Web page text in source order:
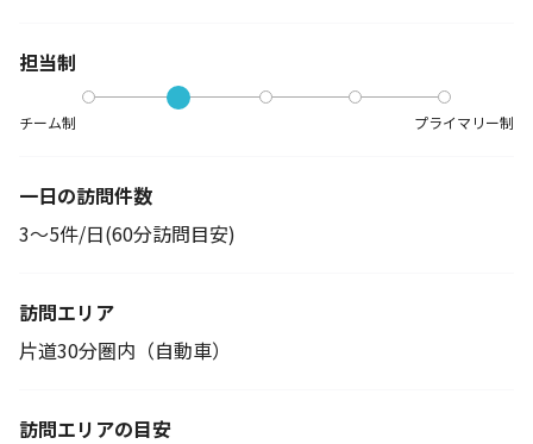
担当制
チーム制 プライマリー制
一日の訪問件数
3～5件/日(60分訪問目安)
訪問エリア
片道30分圏内（自動車）
訪問エリアの目安